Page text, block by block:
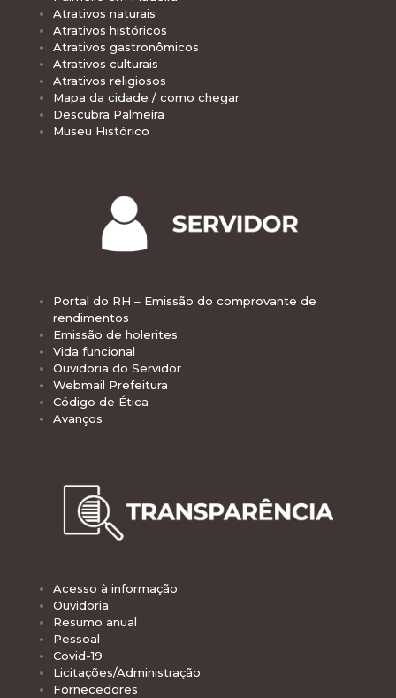
Atrativos naturais
Atrativos históricos
Atrativos gastronômicos
Atrativos culturais
Atrativos religiosos
Mapa da cidade / como chegar
Descubra Palmeira
Museu Histórico
Portal do RH – Emissão do comprovante de
rendimentos
Emissão de holerites
Vida funcional
Ouvidoria do Servidor
Webmail Prefeitura
Código de Ética
Avanços
Acesso à informação
Ouvidoria
Resumo anual
Pessoal
Covid-19
Licitações/Administração
Fornecedores